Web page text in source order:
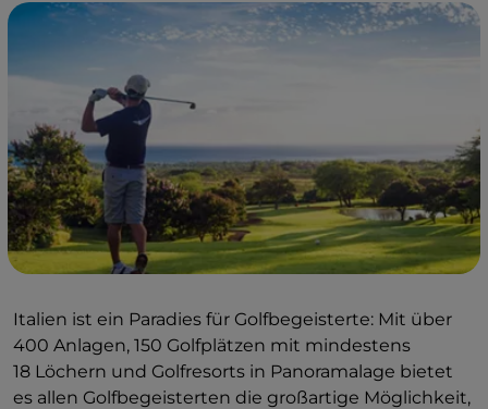
Italien ist ein Paradies für Golfbegeisterte: Mit über
400 Anlagen, 150 Golfplätzen mit mindestens
18 Löchern und Golfresorts in Panoramalage bietet
es allen Golfbegeisterten die großartige Möglichkeit,